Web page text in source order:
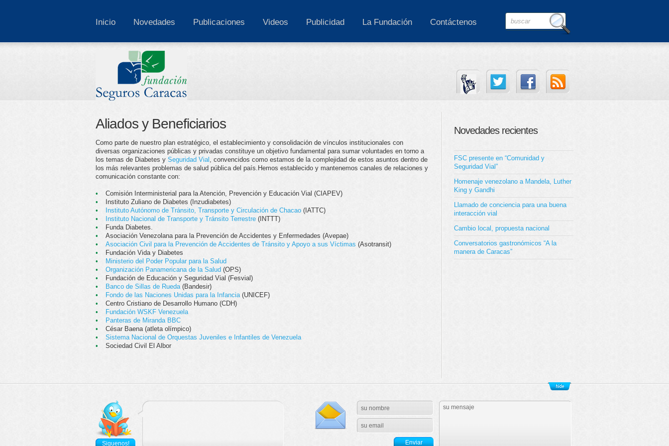
Inicio Novedades Publicaciones Videos Publicidad La Fundación Contáctenos
Aliados y Beneficiarios
Como parte de nuestro plan estratégico, el establecimiento y consolidación de vínculos institucionales con
diversas organizaciones públicas y privadas constituye un objetivo fundamental para sumar voluntades en torno a
los temas de Diabetes y Seguridad Vial , convencidos como estamos de la complejidad de estos asuntos dentro de
los más relevantes problemas de salud pública del país.Hemos establecido y mantenemos canales de relaciones y
comunicación constante con:
•
Comisión Interministerial para la Atención, Prevención y Educación Vial (CIAPEV)
•
Instituto Zuliano de Diabetes (Inzudiabetes)
•
Instituto Autónomo de Tránsito, Transporte y Circulación de Chacao (IATTC)
•
Instituto Nacional de Transporte y Tránsito Terrestre (INTTT)
•
Funda Diabetes.
•
Asociación Venezolana para la Prevención de Accidentes y Enfermedades (Avepae)
•
Asociación Civil para la Prevención de Accidentes de Tránsito y Apoyo a sus Víctimas (Asotransit)
•
Fundación Vida y Diabetes
•
Ministerio del Poder Popular para la Salud
•
Organización Panamericana de la Salud (OPS)
•
Fundación de Educación y Seguridad Vial (Fesvial)
•
Banco de Sillas de Rueda(Bandesir)
•
Fondo de las Naciones Unidas para la Infancia(UNICEF)
•
Centro Cristiano de Desarrollo Humano (CDH)
•
Fundación WSKF Venezuela
•
Panteras de Miranda BBC
•
César Baena (atleta olímpico)
•
Sistema Nacional de Orquestas Juveniles e Infantiles de Venezuela
•
Sociedad Civil El Albor
Novedades recientes
FSC presente en “Comunidad y
Seguridad Vial”
Homenaje venezolano a Mandela, Luther
King y Gandhi
Llamado de conciencia para una buena
interacción vial
Cambio local, propuesta nacional
Conversatorios gastronómicos “A la
manera de Caracas”
Siguenos!